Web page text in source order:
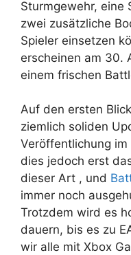
Sturmgewehr, eine
zwei zusätzliche
Spieler einsetzen
erscheinen am 30.
einem frischen
Auf den ersten
ziemlich soliden
Veröffentlichung
dies jedoch erst
dieser Art , und
immer noch
Trotzdem wird es
dauern, bis es zu
wir alle mit Xbox